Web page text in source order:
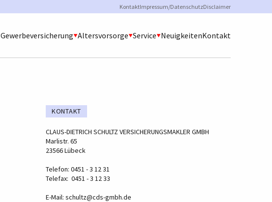
Sekundärmenü
KontaktImpressum/DatenschutzDisclaimer
Gewerbeversicherung Altersvorsorge Service NeuigkeitenKontakt
KONTAKT
CLAUS-DIETRICH SCHULTZ VERSICHERUNGSMAKLER GMBH
Marlistr. 65
23566 Lübeck
Telefon: 0451 - 3 12 31
Telefax: 0451 - 3 12 33
E-Mail: schultz@cds-gmbh.de